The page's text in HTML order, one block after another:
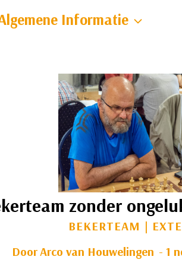
Informatie
zonder
BEKERTEAM |
DoorArco van Houwelingen 1